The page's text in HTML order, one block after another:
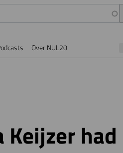
Over NUL20
Keijzer had